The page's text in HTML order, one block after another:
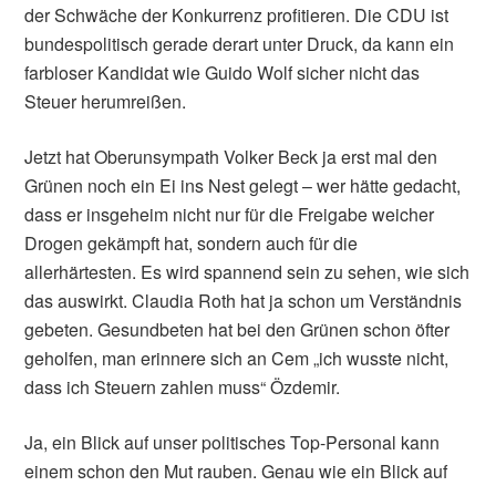
der Schwäche der Konkurrenz profitieren. Die CDU ist
bundespolitisch gerade derart unter Druck, da kann ein
farbloser Kandidat wie Guido Wolf sicher nicht das
Steuer herumreißen.
Jetzt hat Oberunsympath Volker Beck ja erst mal den
Grünen noch ein Ei ins Nest gelegt – wer hätte gedacht,
dass er insgeheim nicht nur für die Freigabe weicher
Drogen gekämpft hat, sondern auch für die
allerhärtesten. Es wird spannend sein zu sehen, wie sich
das auswirkt. Claudia Roth hat ja schon um Verständnis
gebeten. Gesundbeten hat bei den Grünen schon öfter
geholfen, man erinnere sich an Cem „ich wusste nicht,
dass ich Steuern zahlen muss“ Özdemir.
Ja, ein Blick auf unser politisches Top-Personal kann
einem schon den Mut rauben. Genau wie ein Blick auf